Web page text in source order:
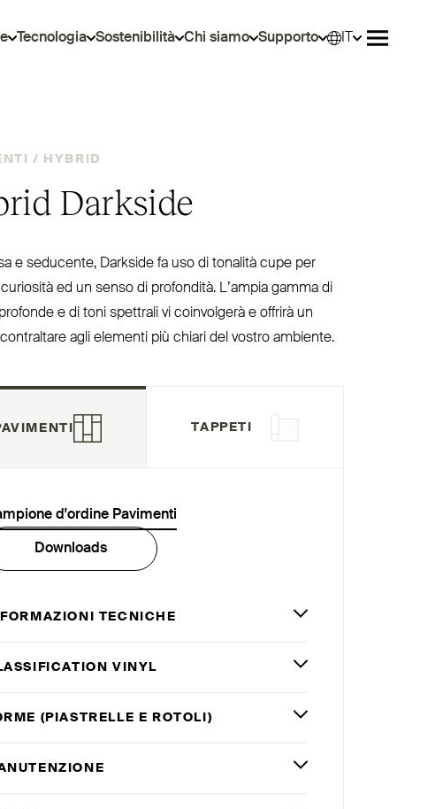
Tecnologia Sostenibilità Chi siamo Supporto
/ HYBRID
Darkside
e seducente, Darkside fa uso di tonalità cupe per
ed un senso di pro­fondità. L’ampia gamma di
e di toni spettrali vi coin­volgerà e offrirà un
agli elementi più chiari del vostro ambiente.
TAPPETI
d'ordine Pavimenti
Downloads
TECNICHE
VINYL
(PIASTRELLE E ROTOLI)